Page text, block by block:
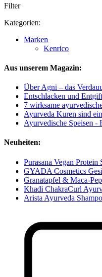
Filter
Kategorien:
Marken
Kenrico
Aus unserem Magazin:
Über Agni – das
Entschlacken und
7 wirksame
Ayurveda Kuren sind
Ayurvedische Speisen -
Neuheiten:
Purasana Vegan Protein
GYADA Cosmetics
Granatapfel & Maca-
Khadi ChakraCurl
Arista Ayurveda